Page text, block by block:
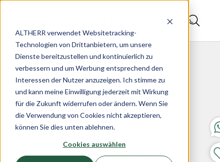
ALTHERR verwendet Websitetracking-
Technologien von Drittanbietern, um unsere
Dienste bereitzustellen und kontinuierlich zu
verbessern und um Werbung entsprechend den
Interessen der Nutzer anzuzeigen. Ich stimme zu
und kann meine Einwilligung jederzeit mit Wirkung
für die Zukunft widerrufen oder ändern. Wenn Sie
die Verwendung von Cookies nicht akzeptieren,
können Sie dies unten ablehnen.
Cookies auswählen